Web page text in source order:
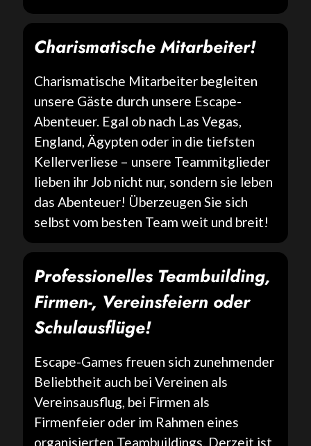
Charismatische Mitarbeiter!
Charismatische Mitarbeiter begleiten
unsere Gäste durch unsere Escape-
Abenteuer. Egal ob nach Las Vegas,
England, Ägypten oder in die tiefsten
Kellerverliese – unsere Teammitglieder
lieben ihr Job nicht nur, sondern sie leben
das Abenteuer! Überzeugen Sie sich
selbst vom besten Team weit und breit!
Professionelles Teambuilding,
Firmen-, Vereinsfeiern oder
Schulausflüge!
Escape-Games freuen sich zunehmender
Beliebtheit auch bei Vereinen als
Vereinsausflug, bei Firmen als
Firmenfeier oder im Rahmen eines
organisierten Teambuildings. Derzeit ist